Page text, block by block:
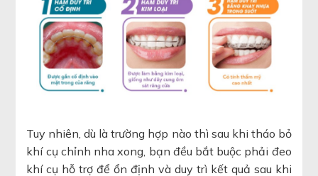
Tuy nhiên, dù là trường hợp nào thì sau khi tháo bỏ
khí cụ chỉnh nha xong, bạn đều bắt buộc phải đeo
khí cụ hỗ trợ để ổn định và duy trì kết quả sau khi